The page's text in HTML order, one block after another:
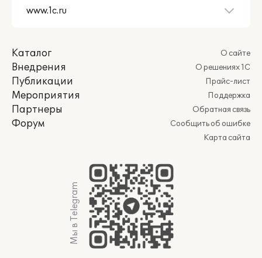
Каталог
Внедрения
Публикации
Мероприятия
Партнеры
Форум
О сайте
О решениях 1С
Прайс-лист
Поддержка
Обратная связь
Сообщить об ошибке
Карта сайта
Мы в Telegram